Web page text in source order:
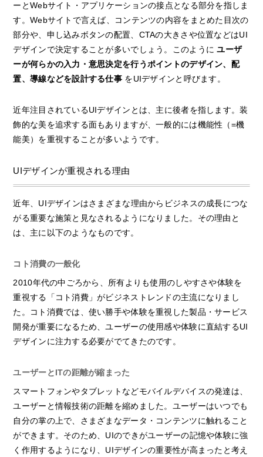
ーとWebサイト・アプリケーションの接点となる部分を指しま
す。Webサイトで言えば、コンテンツの内容をまとめた目次の
部分や、申し込みボタンの配置、CTAの大きさや位置などはUI
デザインで決定することが多いでしょう。このようにユーザ
ーが何らかの入力・意思決定を行うポイントのデザイン、配
置、導線などを設計する仕事 をUIデザインと呼びます。
近年注目されているUIデザインとは、主に後者を指します。装
飾的な美を追求する面もありますが、一般的には機能性（=機
能美）を重視することが多いようです。
UIデザインが重視される理由
近年、UIデザインはさまざまな理由からビジネスの成長につな
がる重要な施策と見なされるようになりました。その理由と
は、主に以下のようなものです。
コト消費の一般化
2010年代の中ごろから、所有よりも使用のしやすさや体験を
重視する「コト消費」がビジネストレンドの主流になりまし
た。コト消費では、使い勝手や体験を重視した製品・サービス
開発が重要になるため、ユーザーの使用感や体験に直結するUI
デザインに注力する必要がでてきたのです。
ユーザーとITの距離が縮まった
スマートフォンやタブレットなどモバイルデバイスの発達は、
ユーザーと情報技術の距離を縮めました。ユーザーはいつでも
自分の掌の上で、さまざまなデータ・コンテンツに触れること
ができます。そのため、UIのできがユーザーの記憶や体験に強
く作用するようになり、UIデザインの重要性が高まったと考え